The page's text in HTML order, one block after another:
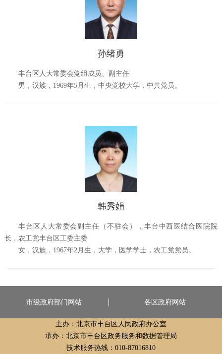
孙绪勇
丰台区人大常委会党组成员、副主任
男，汉族，1969年5月生，中央党校大学，中共党员。
韩秀娟
丰台区人大常委会副主任（不驻会），丰台中西医结合医院院
长，农工党丰台区工委主委
女，汉族，1967年2月生，大学，医学学士，农工党党员。
市级政府部门网站 各区政府网站
主办：北京市丰台区人民政府办公室
承办：北京市丰台区政务服务和数据管理局
技术服务热线：010-87016810